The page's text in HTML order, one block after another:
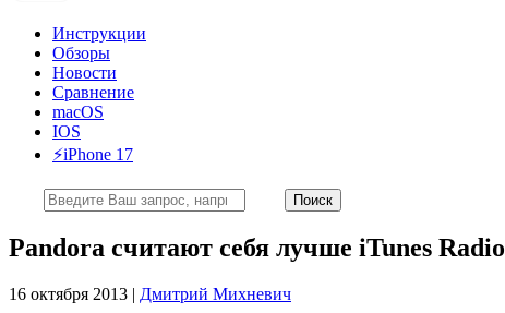
Инструкции
Обзоры
Новости
Сравнение
macOS
IOS
⚡️iPhone 17
Pandora считают себя лучше iTunes Radio
16 октября 2013 | Дмитрий Михневич